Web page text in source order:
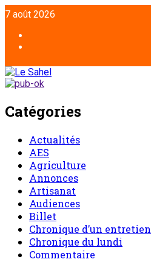
7 août 2026
Catégories
Actualités
AES
Agriculture
Annonces
Artisanat
Audiences
Billet
Chronique d’un entretien
Chronique du lundi
Commentaire